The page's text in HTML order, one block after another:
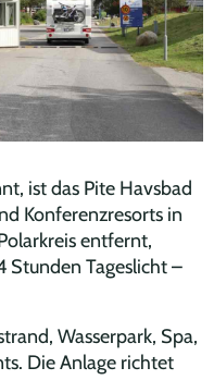
ist das Pite Havsbad
Konferenzresorts in
entfernt,
Stunden Tageslicht –
Wasserpark, Spa,
Die Anlage richtet